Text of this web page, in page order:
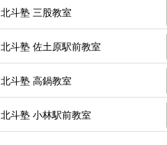
北斗塾 三股教室
北斗塾 佐土原駅前教室
北斗塾 高鍋教室
北斗塾 小林駅前教室